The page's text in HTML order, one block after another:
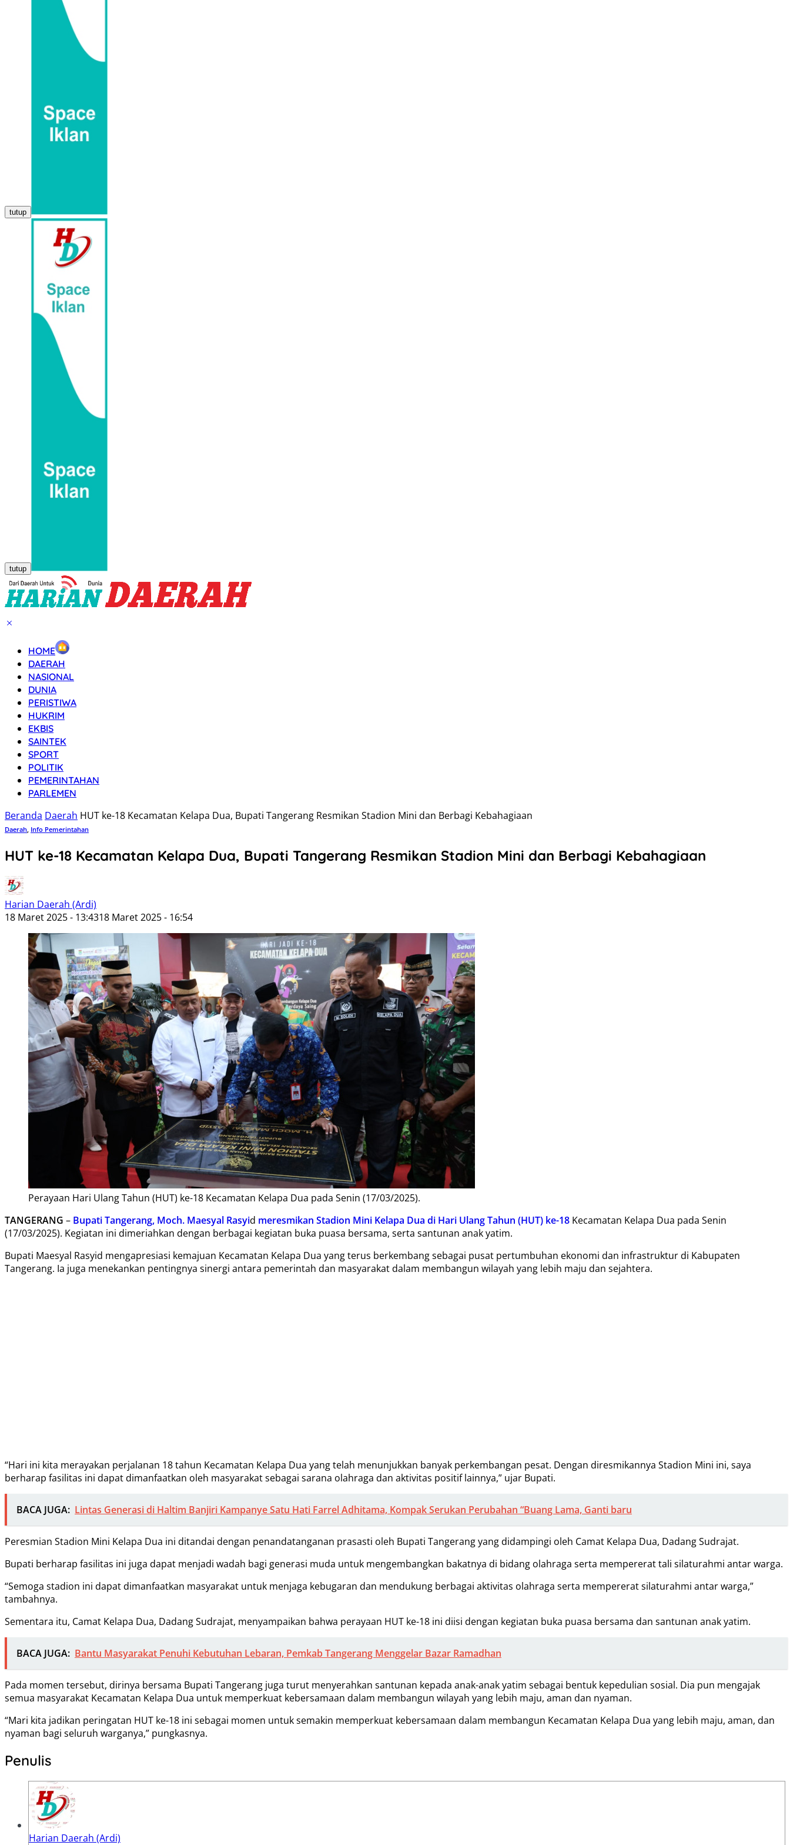
tutup
tutup
HOME
DAERAH
NASIONAL
DUNIA
PERISTIWA
HUKRIM
EKBIS
SAINTEK
SPORT
POLITIK
PEMERINTAHAN
PARLEMEN
Beranda Daerah HUT ke-18 Kecamatan Kelapa Dua, Bupati Tangerang Resmikan Stadion Mini dan Berbagi Kebahagiaan
Daerah, Info Pemerintahan
HUT ke-18 Kecamatan Kelapa Dua, Bupati Tangerang Resmikan Stadion Mini dan Berbagi Kebahagiaan
Harian Daerah (Ardi)
18 Maret 2025 - 13:4318 Maret 2025 - 16:54
Perayaan Hari Ulang Tahun (HUT) ke-18 Kecamatan Kelapa Dua pada Senin (17/03/2025).
TANGERANG – Bupati Tangerang, Moch. Maesyal Rasyid meresmikan Stadion Mini Kelapa Dua di Hari Ulang Tahun (HUT) ke-18 Kecamatan Kelapa Dua pada Senin
(17/03/2025). Kegiatan ini dimeriahkan dengan berbagai kegiatan buka puasa bersama, serta santunan anak yatim.
Bupati Maesyal Rasyid mengapresiasi kemajuan Kecamatan Kelapa Dua yang terus berkembang sebagai pusat pertumbuhan ekonomi dan infrastruktur di Kabupaten
Tangerang. Ia juga menekankan pentingnya sinergi antara pemerintah dan masyarakat dalam membangun wilayah yang lebih maju dan sejahtera.
“Hari ini kita merayakan perjalanan 18 tahun Kecamatan Kelapa Dua yang telah menunjukkan banyak perkembangan pesat. Dengan diresmikannya Stadion Mini ini, saya
berharap fasilitas ini dapat dimanfaatkan oleh masyarakat sebagai sarana olahraga dan aktivitas positif lainnya,” ujar Bupati.
BACA JUGA: Lintas Generasi di Haltim Banjiri Kampanye Satu Hati Farrel Adhitama, Kompak Serukan Perubahan “Buang Lama, Ganti baru
Peresmian Stadion Mini Kelapa Dua ini ditandai dengan penandatanganan prasasti oleh Bupati Tangerang yang didampingi oleh Camat Kelapa Dua, Dadang Sudrajat.
Bupati berharap fasilitas ini juga dapat menjadi wadah bagi generasi muda untuk mengembangkan bakatnya di bidang olahraga serta mempererat tali silaturahmi antar warga.
“Semoga stadion ini dapat dimanfaatkan masyarakat untuk menjaga kebugaran dan mendukung berbagai aktivitas olahraga serta mempererat silaturahmi antar warga,”
tambahnya.
Sementara itu, Camat Kelapa Dua, Dadang Sudrajat, menyampaikan bahwa perayaan HUT ke-18 ini diisi dengan kegiatan buka puasa bersama dan santunan anak yatim.
BACA JUGA: Bantu Masyarakat Penuhi Kebutuhan Lebaran, Pemkab Tangerang Menggelar Bazar Ramadhan
Pada momen tersebut, dirinya bersama Bupati Tangerang juga turut menyerahkan santunan kepada anak-anak yatim sebagai bentuk kepedulian sosial. Dia pun mengajak
semua masyarakat Kecamatan Kelapa Dua untuk memperkuat kebersamaan dalam membangun wilayah yang lebih maju, aman dan nyaman.
“Mari kita jadikan peringatan HUT ke-18 ini sebagai momen untuk semakin memperkuat kebersamaan dalam membangun Kecamatan Kelapa Dua yang lebih maju, aman, dan
nyaman bagi seluruh warganya,” pungkasnya.
Penulis
Harian Daerah (Ardi)